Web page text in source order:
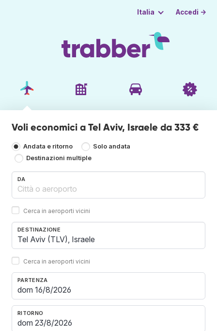
Italia Accedi →
Voli economici a Tel Aviv, Israele da 333 €
Andata e ritorno
Solo andata
Destinazioni multiple
DA
Cerca in aeroporti vicini
DESTINAZIONE
Cerca in aeroporti vicini
PARTENZA
RITORNO